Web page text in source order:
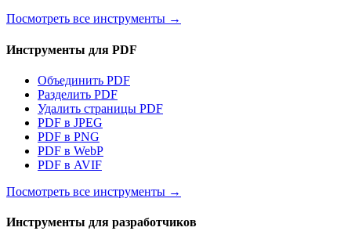
Посмотреть все инструменты →
Инструменты для PDF
Объединить PDF
Разделить PDF
Удалить страницы PDF
PDF в JPEG
PDF в PNG
PDF в WebP
PDF в AVIF
Посмотреть все инструменты →
Инструменты для разработчиков